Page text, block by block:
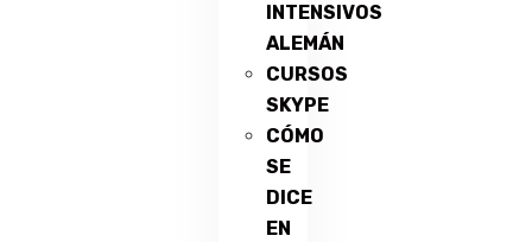
INTENSIVOS
ALEMÁN
CURSOS
SKYPE
CÓMO
SE
DICE
EN